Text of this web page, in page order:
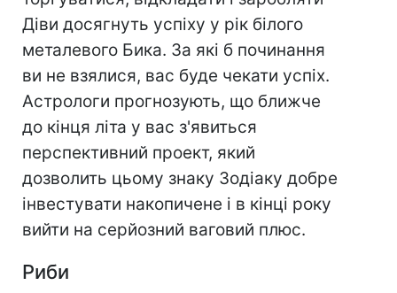
Діви досягнуть успіху у рік білого
металевого Бика. За які б починання
ви не взялися, вас буде чекати успіх.
Астрологи прогнозують, що ближче
до кінця літа у вас з'явиться
перспективний проект, який
дозволить цьому знаку Зодіаку добре
інвестувати накопичене і в кінці року
вийти на серйозний ваговий плюс.
Риби